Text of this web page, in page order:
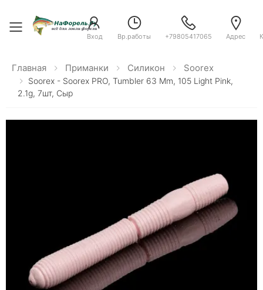
Toggle menu
Вход Вр.работы +79805417065 Адрес
Главная Приманки Силикон Soorex
Soorex - Soorex PRO, Tumbler 63 Mm, 105 Light Pink,
2.1g, 7шт, Сыр